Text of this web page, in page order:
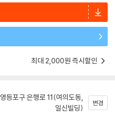
최대 2,000원 즉시할인
등포구 은행로 11(여의도동,
일신빌딩)
변경